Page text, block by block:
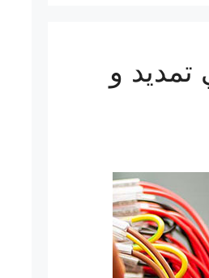
كهربائي تمديد و